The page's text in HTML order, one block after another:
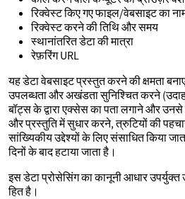
रिक्वेस्ट किए गए फाइल/वेबसाइट का
रिक्वेस्ट करने की तिथि और समय
स्थानांतरित डेटा की मात्रा
रेफ़रिंग URL
यह डेटा वेबसाइट प्रस्तुत करने की क्षमता
उपलब्धता और अखंडता सुनिश्चित करने
बॉट्स के द्वारा एक्सेस का पता लगाने और उनसे
और प्रस्तुति में सुधार करने, त्रुटियों की
सांख्यिकीय उद्देश्यों के लिए संसाधित किया
दिनों के बाद हटाया जाता है।
इस डेटा प्रोसेसिंग का कानूनी आधार उपर्युक्त
हित है।